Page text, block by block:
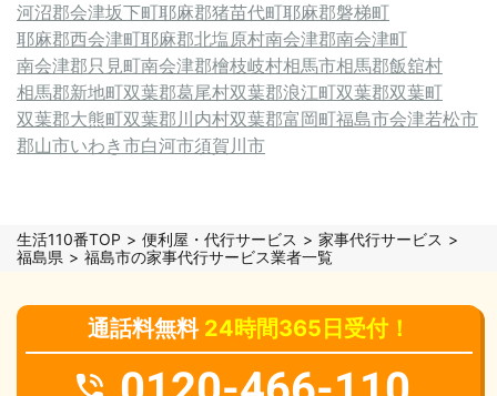
河沼郡会津坂下町耶麻郡猪苗代町耶麻郡磐梯町
耶麻郡西会津町耶麻郡北塩原村南会津郡南会津町
南会津郡只見町南会津郡檜枝岐村相馬市相馬郡飯舘村
相馬郡新地町双葉郡葛尾村双葉郡浪江町双葉郡双葉町
双葉郡大熊町双葉郡川内村双葉郡富岡町福島市会津若松市
郡山市いわき市白河市須賀川市
生活110番TOP 便利屋・代行サービス
家事代行サービス
福島県
福島市の家事代行サービス業者一覧
通話料無料 24時間365日受付！